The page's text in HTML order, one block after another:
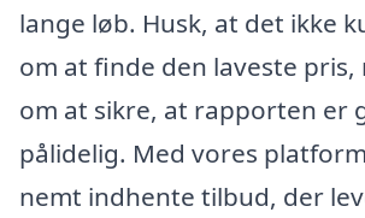
lange løb. Husk, at det ikke
om at finde den laveste pris,
om at sikre, at rapporten er
pålidelig. Med vores
nemt indhente tilbud, der